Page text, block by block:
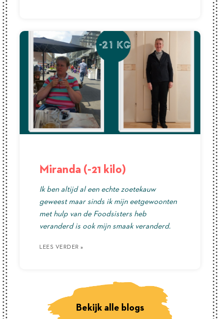
LEES VERDER »
LEES VERDER »
Miranda (-21 kilo)
Ik ben altijd al een echte zoetekauw
geweest maar sinds ik mijn eetgewoonten
met hulp van de Foodsisters heb
veranderd is ook mijn smaak veranderd.
LEES VERDER »
Bekijk alle blogs